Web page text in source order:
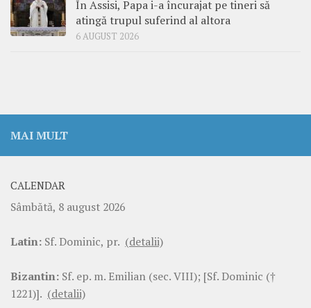
În Assisi, Papa i-a încurajat pe tineri să
atingă trupul suferind al altora
6 AUGUST 2026
MAI MULT
CALENDAR
Sâmbătă, 8 august 2026
Latin: Sf. Dominic, pr. (detalii)
Bizantin: Sf. ep. m. Emilian (sec. VIII); [Sf. Dominic (†
1221)]. (detalii)